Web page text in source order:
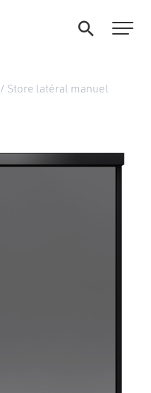
/ Store latéral manuel